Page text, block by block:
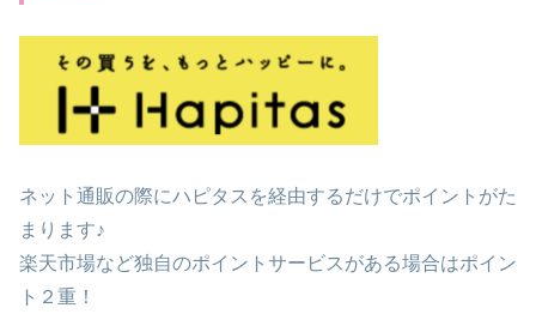
ネット通販の際にハピタスを経由するだけでポイントがた
まります♪
楽天市場など独自のポイントサービスがある場合はポイン
ト２重！